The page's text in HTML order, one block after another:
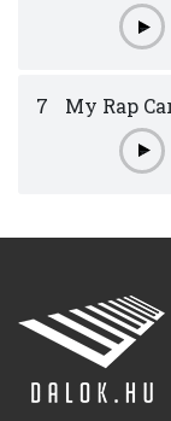
7 My Rap